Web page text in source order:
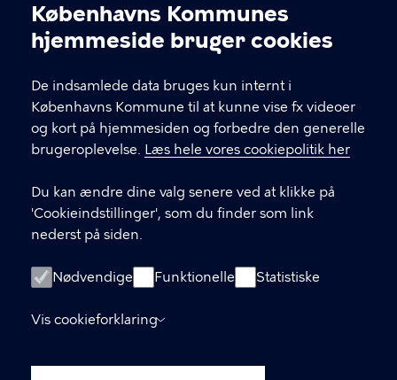
Cookieindstillinger
Københavns Kommunes
hjemmeside bruger cookies
De indsamlede data bruges kun internt i
Københavns Kommune til at kunne vise fx videoer
og kort på hjemmesiden og forbedre den generelle
brugeroplevelse. Læs hele vores cookiepolitik her
Du kan ændre dine valg senere ved at klikke på
'Cookieindstillinger', som du finder som link
nederst på siden.
Nødvendige Funktionelle Statistiske
Vis cookieforklaring
Københavns Kommune
KONTAKT
Rådhuspladsen 1, 1550 København V
LINKS
Kontakt os